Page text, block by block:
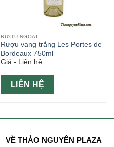
RƯỢU NGOẠI
Rượu vang trắng Les Portes de
Bordeaux 750ml
Giá - Liên hệ
LIÊN HỆ
VỀ THẢO NGUYÊN PLAZA